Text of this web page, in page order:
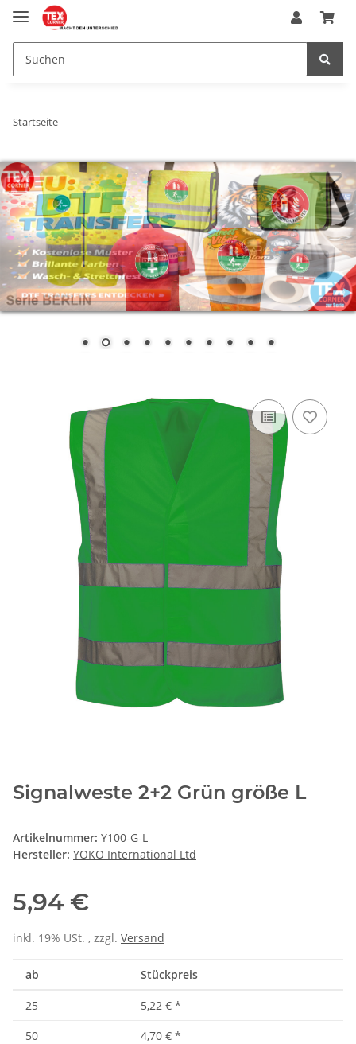
Startseite
Signalweste 2+2 Grün größe L
Artikelnummer: Y100-G-L
Hersteller: YOKO International Ltd
5,94 €
inkl. 19% USt. , zzgl. Versand
ab Stückpreis
25 5,22 € *
50
4,70 € *